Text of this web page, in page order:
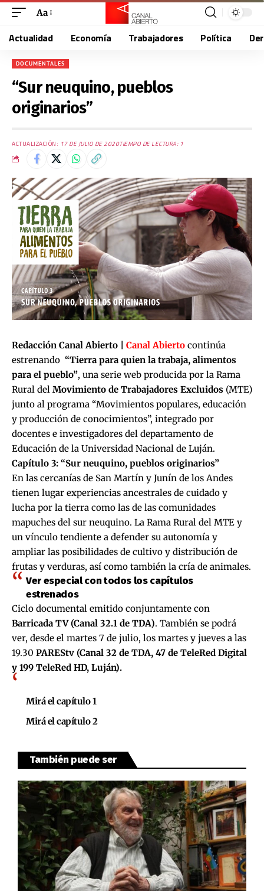
Aa
Actualidad Economía Trabajadores Política
DOCUMENTALES
“Sur neuquino, pueblos
originarios”
ACTUALIZACIÓN: 17 DE JULIO DE 2020TIEMPO DE LECTURA: 1
Redacción Canal Abierto | Canal Abierto continúa
estrenando “Tierra para quien la trabaja, alimentos
para el pueblo”, una serie web producida por la Rama
Rural del Movimiento de Trabajadores Excluidos (MTE)
junto al programa “Movimientos populares, educación
y producción de conocimientos”, integrado por
docentes e investigadores del departamento de
Educación de la Universidad Nacional de Luján.
Capítulo 3: “Sur neuquino, pueblos originarios”
En las cercanías de San Martín y Junín de los Andes
tienen lugar experiencias ancestrales de cuidado y
lucha por la tierra como las de las comunidades
mapuches del sur neuquino. La Rama Rural del MTE y
un vínculo tendiente a defender su autonomía y
ampliar las posibilidades de cultivo y distribución de
frutas y verduras, así como también la cría de animales.
Ver especial con todos los capítulos
estrenados
Ciclo documental emitido conjuntamente con
Barricada TV (Canal 32.1 de TDA). También se podrá
ver, desde el martes 7 de julio, los martes y jueves a las
19.30 PAREStv (Canal 32 de TDA, 47 de TeleRed Digital
y 199 TeleRed HD, Luján).
Mirá el capítulo 1
Mirá el capítulo 2
También puede ser